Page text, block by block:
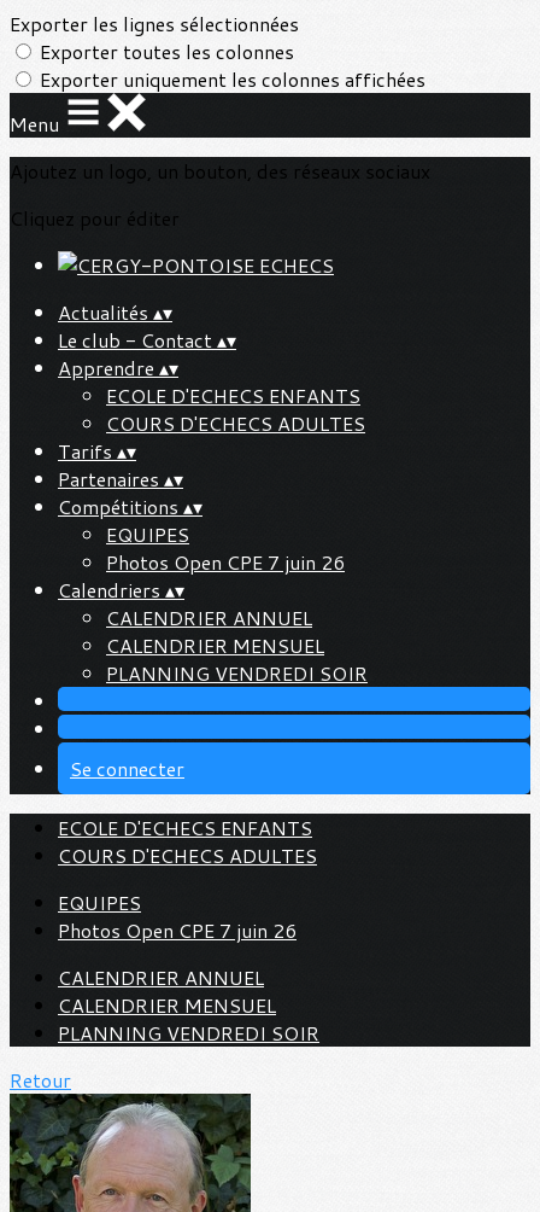
Exporter les lignes sélectionnées
Exporter toutes les colonnes
Exporter uniquement les colonnes affichées
Menu
Ajoutez un logo, un bouton, des réseaux sociaux
Cliquez pour éditer
Actualités ▴▾
Le club - Contact▴▾
Apprendre ▴▾
ECOLE D'ECHECS ENFANTS
COURS D'ECHECS ADULTES
Tarifs ▴▾
Partenaires ▴▾
Compétitions ▴▾
EQUIPES
Photos Open CPE 7 juin 26
Calendriers ▴▾
CALENDRIER ANNUEL
CALENDRIER MENSUEL
PLANNING VENDREDI SOIR
Se connecter
ECOLE D'ECHECS ENFANTS
COURS D'ECHECS ADULTES
EQUIPES
Photos Open CPE 7 juin 26
CALENDRIER ANNUEL
CALENDRIER MENSUEL
PLANNING VENDREDI SOIR
Retour